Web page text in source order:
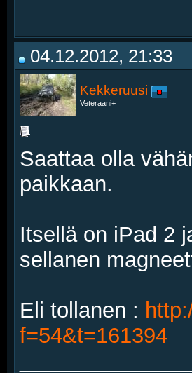
04.12.2012, 21:33
Kekkeruusi
Veteraani+
Saattaa olla
paikkaan.
Itsellä on iPad 2
sellanen
Eli tollanen :
f=54&t=161394